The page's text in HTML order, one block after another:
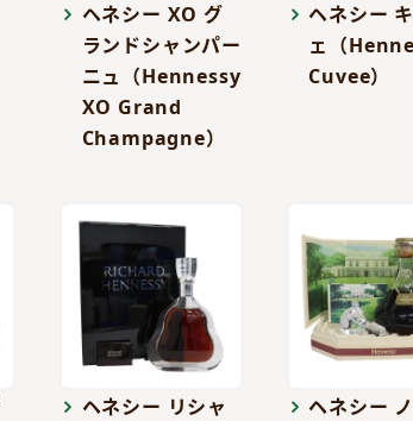
ヘネシー XO グ
ランドシャンパー
ニュ（Hennessy
XO Grand
Champagne）
ヘネシー
ェ（
Cuvee）
ヘネシー リシャ
ヘネシー